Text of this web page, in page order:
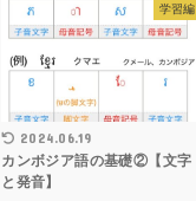
学習編
2024.06.19
カンボジア語の基礎②【文字
と発音】